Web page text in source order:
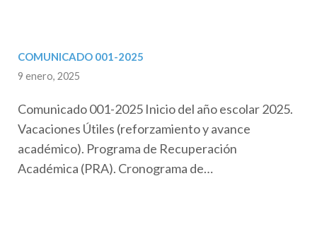
COMUNICADO 001-2025
9 enero, 2025
Comunicado 001-2025 Inicio del año escolar 2025.
Vacaciones Útiles (reforzamiento y avance
académico). Programa de Recuperación
Académica (PRA). Cronograma de…